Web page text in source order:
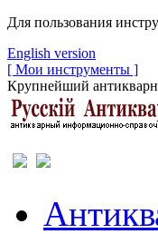
Для пользования
English version
[ Мои инструменты ]
Крупнейший